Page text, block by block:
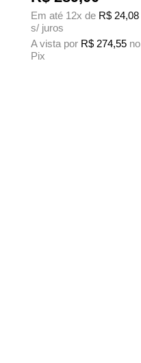
Em até 12x de R$ 24,08
s/ juros
A vista por R$ 274,55 no
Pix